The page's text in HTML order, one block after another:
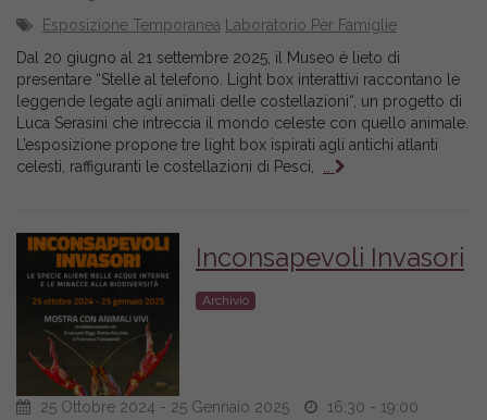
Esposizione Temporanea
Laboratorio Per Famiglie
Dal 20 giugno al 21 settembre 2025, il Museo è lieto di
presentare “Stelle al telefono. Light box interattivi raccontano le
leggende legate agli animali delle costellazioni“, un progetto di
Luca Serasini che intreccia il mondo celeste con quello animale.
L’esposizione propone tre light box ispirati agli antichi atlanti
celesti, raffiguranti le costellazioni di Pesci,
Inconsapevoli Invasori
Archivio
25 Ottobre 2024 - 25 Gennaio 2025
16:30 - 19:00